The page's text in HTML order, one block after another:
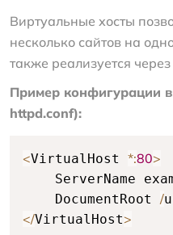
Виртуальные хосты
несколько сайтов на
также реализуется
Пример конфигурации
httpd.conf):
<VirtualHost *:80>
ServerName
    DocumentRoot
/
</VirtualHost>